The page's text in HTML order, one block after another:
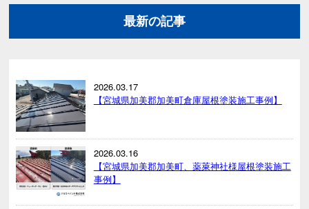
最新の記事
2026.03.17
【宮城県加美郡加美町倉庫屋根塗装施工事例】
2026.03.16
【宮城県加美郡加美町、薬萊神社様屋根塗装施工
事例】